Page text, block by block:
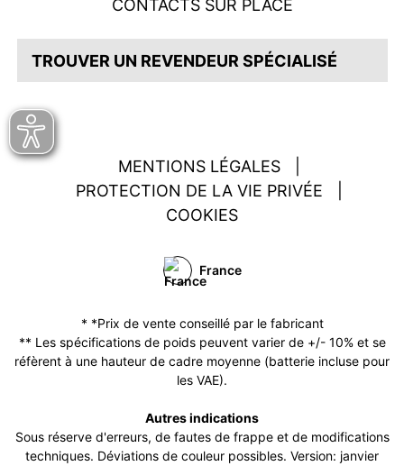
CONTACTS SUR PLACE
TROUVER UN REVENDEUR SPÉCIALISÉ
MENTIONS LÉGALES
PROTECTION DE LA VIE PRIVÉE
COOKIES
France
* *Prix de vente conseillé par le fabricant
** Les spécifications de poids peuvent varier de +/- 10% et se
réfèrent à une hauteur de cadre moyenne (batterie incluse pour
les VAE).
Autres indications
Sous réserve d'erreurs, de fautes de frappe et de modifications
techniques. Déviations de couleur possibles. Version: janvier